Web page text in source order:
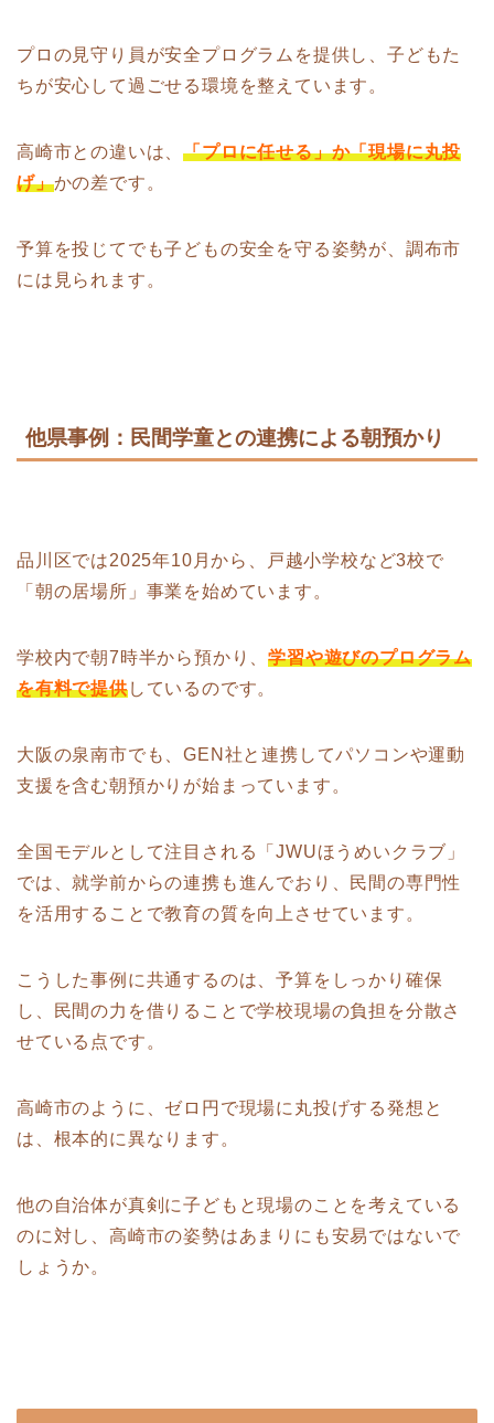
プロの見守り員が安全プログラムを提供し、子どもた
ちが安心して過ごせる環境を整えています。
高崎市との違いは、「プロに任せる」か「現場に丸投
げ」かの差です。
予算を投じてでも子どもの安全を守る姿勢が、調布市
には見られます。
他県事例：民間学童との連携による朝預かり
品川区では2025年10月から、戸越小学校など3校で
「朝の居場所」事業を始めています。
学校内で朝7時半から預かり、学習や遊びのプログラム
を有料で提供しているのです。
大阪の泉南市でも、GEN社と連携してパソコンや運動
支援を含む朝預かりが始まっています。
全国モデルとして注目される「JWUほうめいクラブ」
では、就学前からの連携も進んでおり、民間の専門性
を活用することで教育の質を向上させています。
こうした事例に共通するのは、予算をしっかり確保
し、民間の力を借りることで学校現場の負担を分散さ
せている点です。
高崎市のように、ゼロ円で現場に丸投げする発想と
は、根本的に異なります。
他の自治体が真剣に子どもと現場のことを考えている
のに対し、高崎市の姿勢はあまりにも安易ではないで
しょうか。